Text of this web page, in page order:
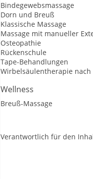
Bindegewebsmassage
Dorn und Breuß
Klassische Massage
Massage mit manueller
Osteopathie
Rückenschule
Tape-Behandlungen
Wirbelsäulentherapie nach
Wellness
Breuß-Massage
Verantwortlich für den